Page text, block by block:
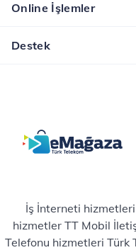
Online İşlemler
Destek
İş İnterneti
hizmetler TT Mobil
Telefonu hizmetleri Türk